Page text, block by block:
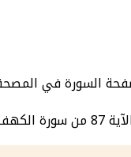
16.